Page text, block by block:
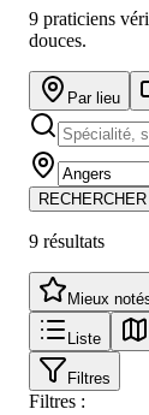
9 praticiens
douces.
Par lieu
RECHERCHER
9 résultats
Mieux
Liste
Filtres
Filtres :